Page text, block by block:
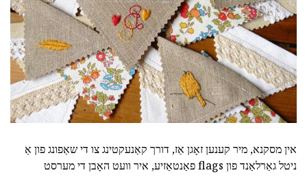
אין מסקנא, מיר קענען זאָגן אַז, דורך קאַנעקטינג צו די שאַפונג פון אַ
ניטל גאַרלאַנד פון flags פאַנטאַזיע, איר וועט האָבן די מערסט